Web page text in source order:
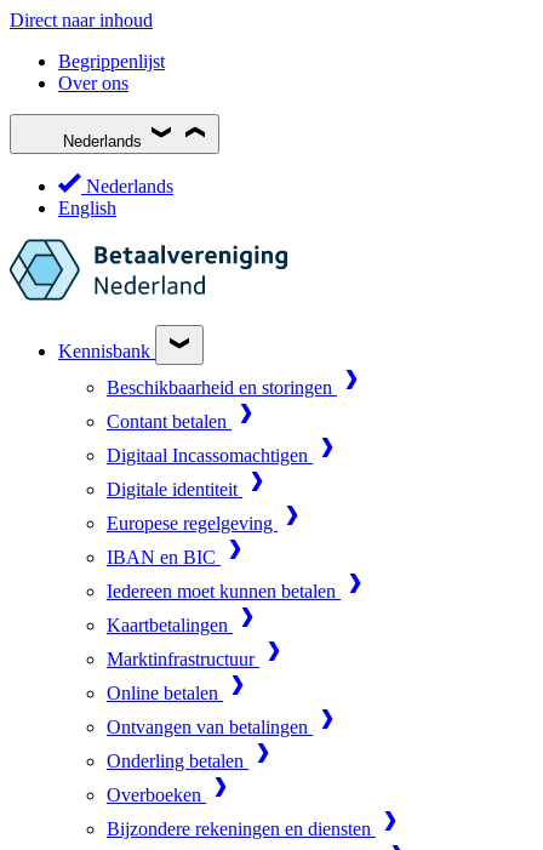
Direct naar inhoud
Begrippenlijst
Over ons
Nederlands
Nederlands
English
Kennisbank
Beschikbaarheid en storingen
Contant betalen
Digitaal Incassomachtigen
Digitale identiteit
Europese regelgeving
IBAN en BIC
Iedereen moet kunnen betalen
Kaartbetalingen
Marktinfrastructuur
Online betalen
Ontvangen van betalingen
Onderling betalen
Overboeken
Bijzondere rekeningen en diensten